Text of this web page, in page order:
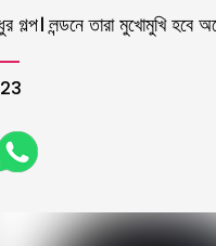
লন্ডনে তারা মুখোমুখি হবে